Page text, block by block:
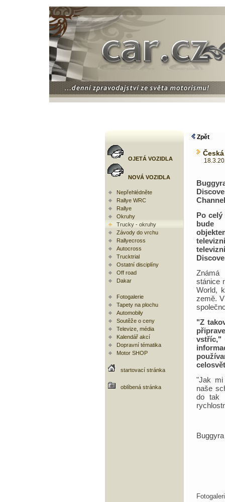
OJETÁ VOZIDLA
NOVÁ VOZIDLA
Nepřehlédněte
Rallye WRC
Rallye
Okruhy
Trucky - okruhy
Závody do vrchu
Rallyecross
Autocross
Trucktrial
Ostatní disciplíny
Off road
Dakar
Fotogalerie
Tapety na plochu
Automobily
Soutěže o ceny
Televize, média
Kalendář akcí
Dopravní tématika
Motor SHOP
startovací stránka
oblíbená stránka
Zpět
Po
bude
stánice
World,
země.
"Z
vstříc,"
"Jak mi
naše
do tak
Buggyra